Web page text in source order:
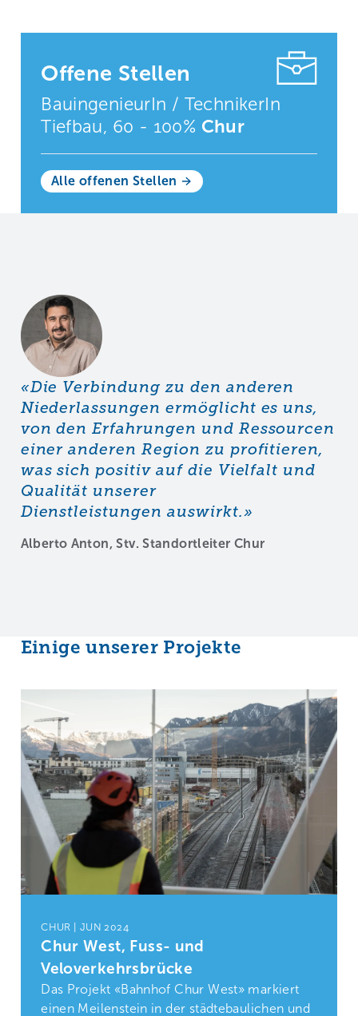
Offene Stellen
BauingenieurIn / TechnikerIn
Tiefbau, 60 - 100% Chur
Alle offenen Stellen
«Die Verbindung zu den anderen
Niederlassungen ermöglicht es uns,
von den Erfahrungen und Ressourcen
einer anderen Region zu profitieren,
was sich positiv auf die Vielfalt und
Qualität unserer
Dienstleistungen auswirkt.»
Alberto Anton, Stv. Standortleiter Chur
Einige unserer Projekte
CHUR | JUN 2024
Chur West, Fuss- und
Veloverkehrsbrücke
Das Projekt «Bahnhof Chur West» markiert
einen Meilenstein in der städtebaulichen und